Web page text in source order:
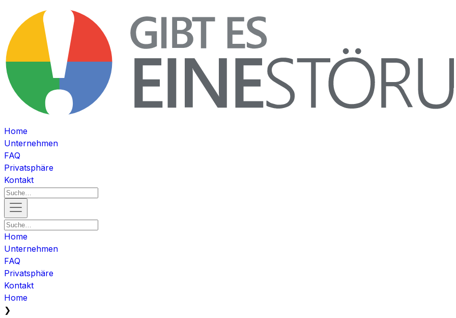
Home
Unternehmen
FAQ
Privatsphäre
Kontakt
Home
Unternehmen
FAQ
Privatsphäre
Kontakt
Home
❯